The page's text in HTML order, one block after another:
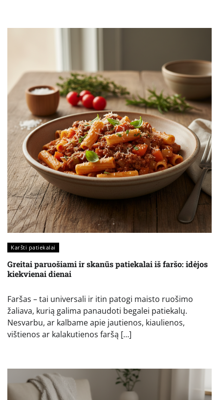
Karšti patiekalai
Greitai paruošiami ir skanūs patiekalai iš faršo: idėjos
kiekvienai dienai
Faršas – tai universali ir itin patogi maisto ruošimo
žaliava, kurią galima panaudoti begalei patiekalų.
Nesvarbu, ar kalbame apie jautienos, kiaulienos,
vištienos ar kalakutienos faršą […]